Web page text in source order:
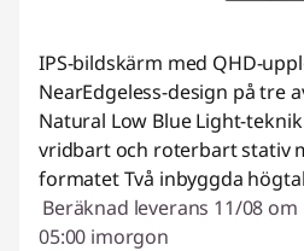
IPS-bildskärm med QHD-
NearEdgeless-design på tre
Natural Low Blue Light-
vridbart och roterbart stativ
formatet Två inbyggda
Beräknad leverans 11/08
05:00 imorgon